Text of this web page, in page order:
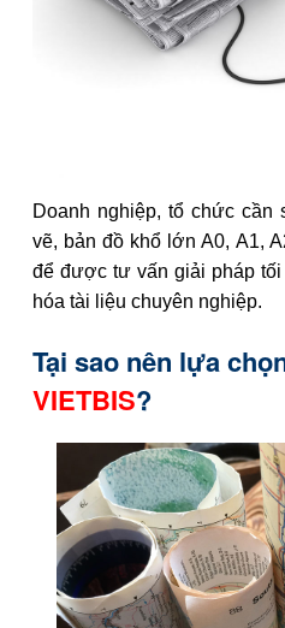
Doanh nghiệp, tổ chức
vẽ, bản đồ khổ lớn A0, A1,
để được tư vấn giải pháp
hóa tài liệu chuyên nghiệp.
Tại sao nên lựa
VIETBIS?